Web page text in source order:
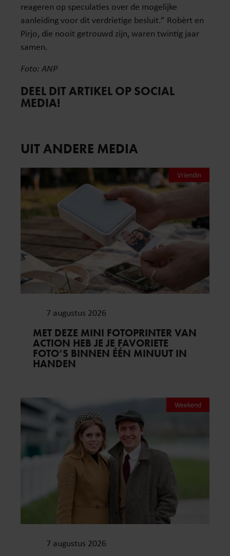
reageren op speculaties over de mogelijke
aanleiding voor dit verdrietige besluit.” Robèrt en
Pirjo, die nooit getrouwd zijn, waren twintig jaar
samen.
Foto: ANP
DEEL DIT ARTIKEL OP SOCIAL
MEDIA!
UIT ANDERE MEDIA
Vriendin
7 augustus 2026
MET DEZE MINI FOTOPRINTER VAN
ACTION HEB JE JE FAVORIETE
FOTO’S BINNEN ÉÉN MINUUT IN
HANDEN
Weekend
7 augustus 2026